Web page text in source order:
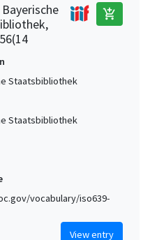
add_shopping_cart
Staatsbibliothek
Staatsbibliothek
vocabulary/iso639-
View entry